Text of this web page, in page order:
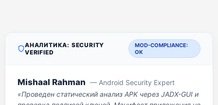
АНАЛИТИКА: SECURITY
VERIFIED
MOD-COMPLIANCE:
OK
Mishaal Rahman — Android Security Expert
«Проведен статический анализ APK через JADX-GUI и